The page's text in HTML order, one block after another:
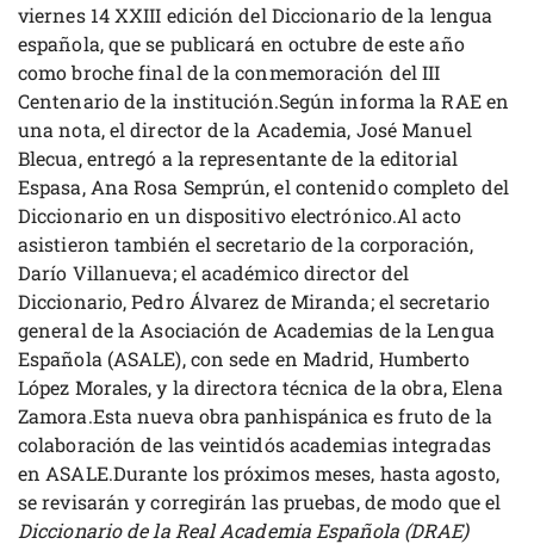
viernes 14 XXIII edición del Diccionario de la lengua
española, que se publicará en octubre de este año
como broche final de la conmemoración del III
Centenario de la institución.Según informa la RAE en
una nota, el director de la Academia, José Manuel
Blecua, entregó a la representante de la editorial
Espasa, Ana Rosa Semprún, el contenido completo del
Diccionario en un dispositivo electrónico.Al acto
asistieron también el secretario de la corporación,
Darío Villanueva; el académico director del
Diccionario, Pedro Álvarez de Miranda; el secretario
general de la Asociación de Academias de la Lengua
Española (ASALE), con sede en Madrid, Humberto
López Morales, y la directora técnica de la obra, Elena
Zamora.Esta nueva obra panhispánica es fruto de la
colaboración de las veintidós academias integradas
en ASALE.Durante los próximos meses, hasta agosto,
se revisarán y corregirán las pruebas, de modo que el
Diccionario de la Real Academia Española (DRAE)